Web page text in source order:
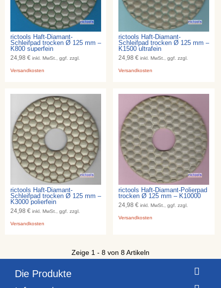
rictools Haft-Diamant-
Schleifpad trocken Ø 125 mm –
K800 superfein
24,98 € inkl. MwSt., ggf. zzgl.
Versandkosten
rictools Haft-Diamant-
Schleifpad trocken Ø 125 mm –
K1500 ultrafein
24,98 €inkl. MwSt., ggf. zzgl.
Versandkosten
rictools Haft-Diamant-
Schleifpad trocken Ø 125 mm –
K3000 polierfein
24,98 € inkl. MwSt., ggf. zzgl.
Versandkosten
rictools Haft-Diamant-Polierpad
trocken Ø 125 mm – K10000
24,98 €inkl. MwSt., ggf. zzgl.
Versandkosten
Zeige 1 - 8 von 8 Artikeln
Die Produkte